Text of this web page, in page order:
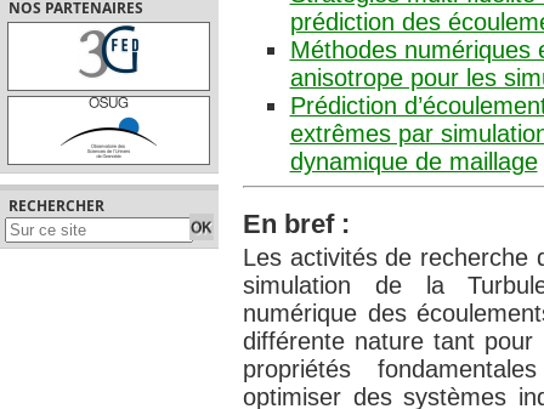
NOS PARTENAIRES
RECHERCHER
prédiction des
Méthodes numériques
anisotrope pour les
Prédiction
extrêmes par
dynamique de maillage
En bref :
Les activités de recherche
simulation de la
numérique des
différente nature tant
propriétés
optimiser des systèmes